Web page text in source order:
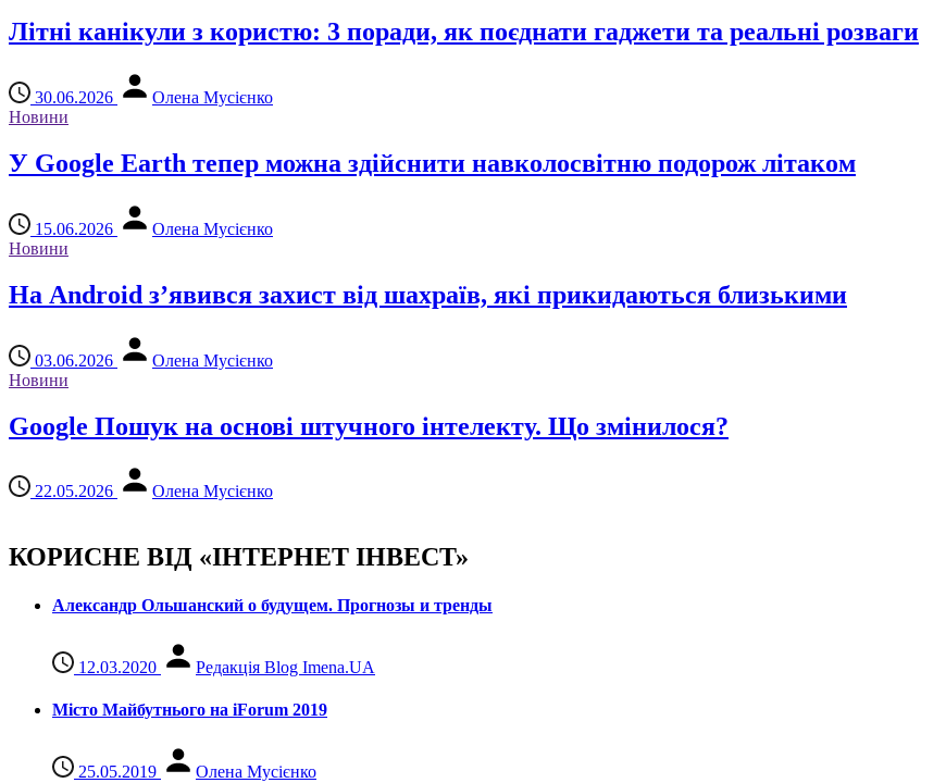
Літні канікули з користю: 3 поради, як поєднати гаджети та реальні розваги
30.06.2026
Олена Мусієнко
Новини
У Google Earth тепер можна здійснити навколосвітню подорож літаком
15.06.2026
Олена Мусієнко
Новини
На Android з’явився захист від шахраїв, які прикидаються близькими
03.06.2026
Олена Мусієнко
Новини
Google Пошук на основі штучного інтелекту. Що змінилося?
22.05.2026 Олена Мусієнко
КОРИСНЕ ВІД «ІНТЕРНЕТ ІНВЕСТ»
Александр Ольшанский о будущем. Прогнозы и тренды
12.03.2020 Редакція Blog Imena.UA
Місто Майбутнього на iForum 2019
25.05.2019 Олена Мусієнко